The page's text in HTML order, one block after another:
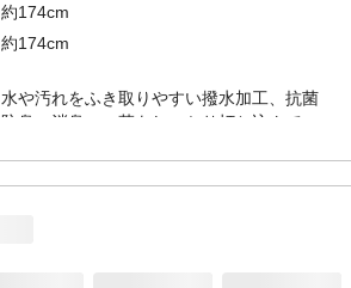
約174cm
約174cm
水や汚れをふき取りやすい撥水加工、抗菌
防臭、消臭 い草をしっかり打ち込んでい